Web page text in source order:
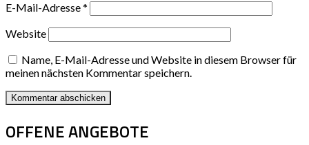
E-Mail-Adresse*
Website
Name, E-Mail-Adresse und Website in diesem Browser für
meinen nächsten Kommentar speichern.
OFFENE ANGEBOTE